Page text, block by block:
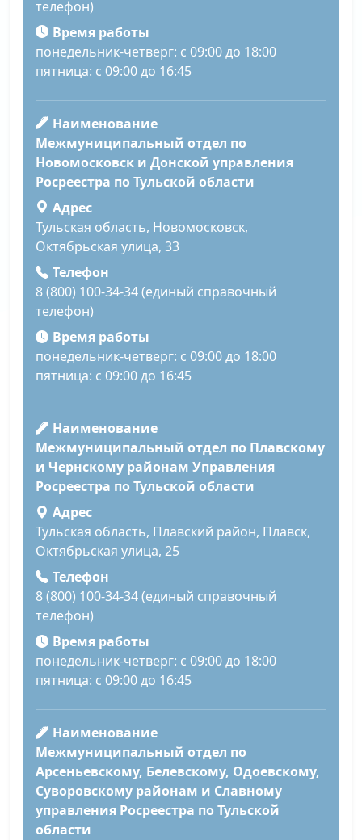
телефон)
Время работы
понедельник-четверг: с 09:00 до 18:00
пятница: с 09:00 до 16:45
Наименование
Межмуниципальный отдел по
Новомосковск и Донской управления
Росреестра по Тульской области
Адрес
Тульская область, Новомосковск,
Октябрьская улица, 33
Телефон
8 (800) 100-34-34 (единый справочный
телефон)
Время работы
понедельник-четверг: с 09:00 до 18:00
пятница: с 09:00 до 16:45
Наименование
Межмуниципальный отдел по Плавскому
и Чернскому районам Управления
Росреестра по Тульской области
Адрес
Тульская область, Плавский район, Плавск,
Октябрьская улица, 25
Телефон
8 (800) 100-34-34 (единый справочный
телефон)
Время работы
понедельник-четверг: с 09:00 до 18:00
пятница: с 09:00 до 16:45
Наименование
Межмуниципальный отдел по
Арсеньевскому, Белевскому, Одоевскому,
Суворовскому районам и Славному
управления Росреестра по Тульской
области